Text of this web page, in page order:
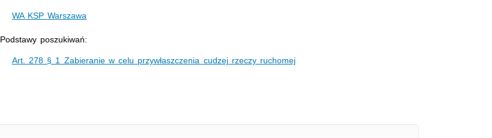
WA KSP Warszawa
Podstawy poszukiwań:
Art. 278 § 1 Zabieranie w celu przywłaszczenia cudzej rzeczy ruchomej